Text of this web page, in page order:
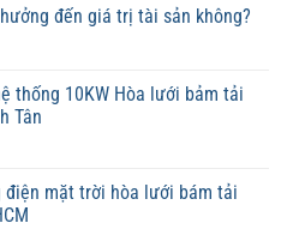
đến giá trị tài sản không?
thống 10KW Hòa lưới bảm tải
Tân
điện mặt trời hòa lưới bám tải